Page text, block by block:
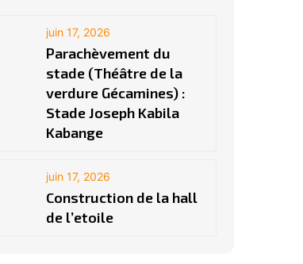
juin 17, 2026
Parachèvement du
stade (Théâtre de la
verdure Gécamines) :
Stade Joseph Kabila
Kabange
juin 17, 2026
Construction de la hall
de l’etoile